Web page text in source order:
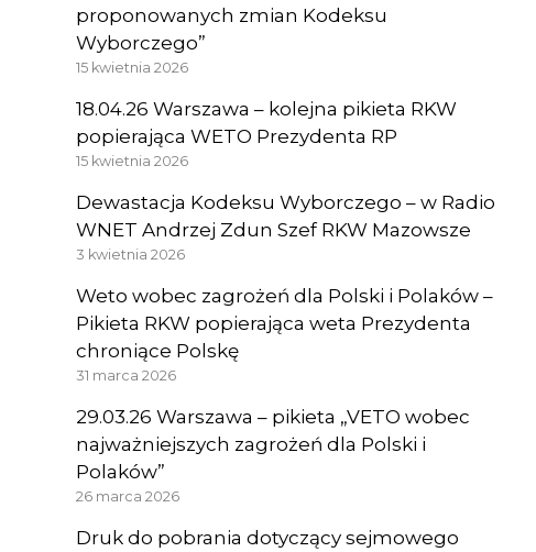
proponowanych zmian Kodeksu
Wyborczego”
15 kwietnia 2026
18.04.26 Warszawa – kolejna pikieta RKW
popierająca WETO Prezydenta RP
15 kwietnia 2026
Dewastacja Kodeksu Wyborczego – w Radio
WNET Andrzej Zdun Szef RKW Mazowsze
3 kwietnia 2026
Weto wobec zagrożeń dla Polski i Polaków –
Pikieta RKW popierająca weta Prezydenta
chroniące Polskę
31 marca 2026
29.03.26 Warszawa – pikieta „VETO wobec
najważniejszych zagrożeń dla Polski i
Polaków”
26 marca 2026
Druk do pobrania dotyczący sejmowego